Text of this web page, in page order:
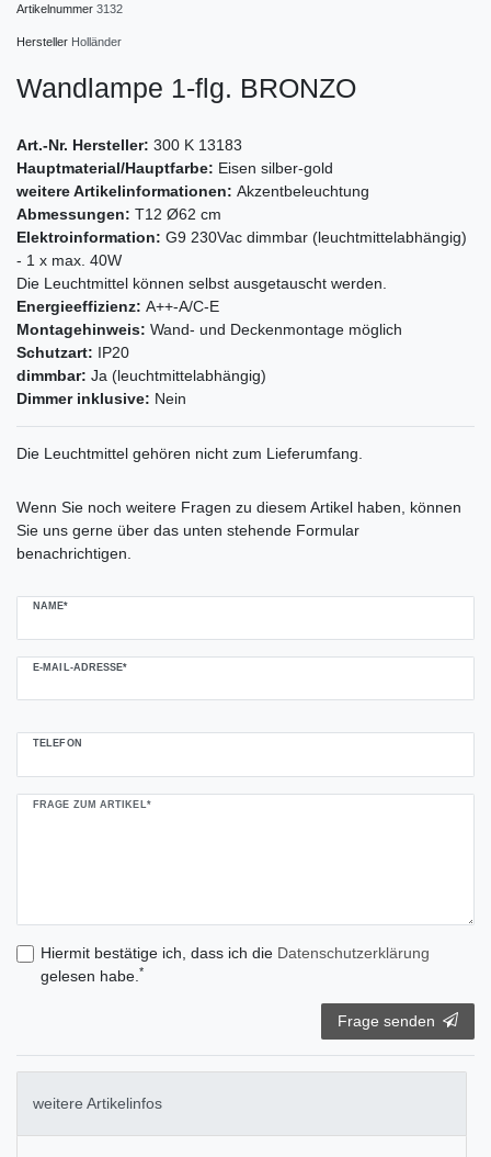
Artikelnummer 3132
Hersteller Holländer
Wandlampe 1-flg. BRONZO
Art.-Nr. Hersteller: 300 K 13183
Hauptmaterial/Hauptfarbe: Eisen silber-gold
weitere Artikelinformationen: Akzentbeleuchtung
Abmessungen: T12 Ø62 cm
Elektroinformation: G9 230Vac dimmbar (leuchtmittelabhängig)
- 1 x max. 40W
Die Leuchtmittel können selbst ausgetauscht werden.
Energieeffizienz: A++-A/C-E
Montagehinweis: Wand- und Deckenmontage möglich
Schutzart: IP20
dimmbar: Ja (leuchtmittelabhängig)
Dimmer inklusive: Nein
Die Leuchtmittel gehören nicht zum Lieferumfang.
Wenn Sie noch weitere Fragen zu diesem Artikel haben, können
Sie uns gerne über das unten stehende Formular
benachrichtigen.
NAME*
E-MAIL-ADRESSE*
TELEFON
FRAGE ZUM ARTIKEL*
Hiermit bestätige ich, dass ich die Daten­schutz­erklärung
gelesen habe. *
Frage senden
weitere Artikelinfos